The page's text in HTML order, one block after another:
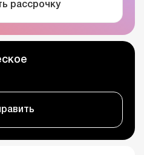
рассрочку